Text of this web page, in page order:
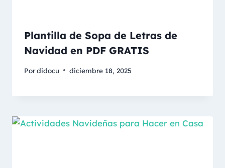
Plantilla de Sopa de Letras de
Navidad en PDF GRATIS
Pordidocu diciembre 18, 2025